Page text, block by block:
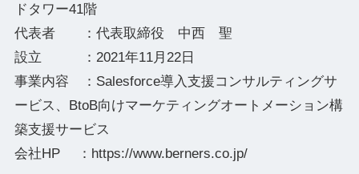
ドタワー41階
代表者 ：代表取締役 中西 聖
設立 ：2021年11月22日
事業内容 ：Salesforce導入支援コンサルティングサ
ービス、BtoB向けマーケティングオートメーション構
築支援サービス
会社HP ：https://www.berners.co.jp/